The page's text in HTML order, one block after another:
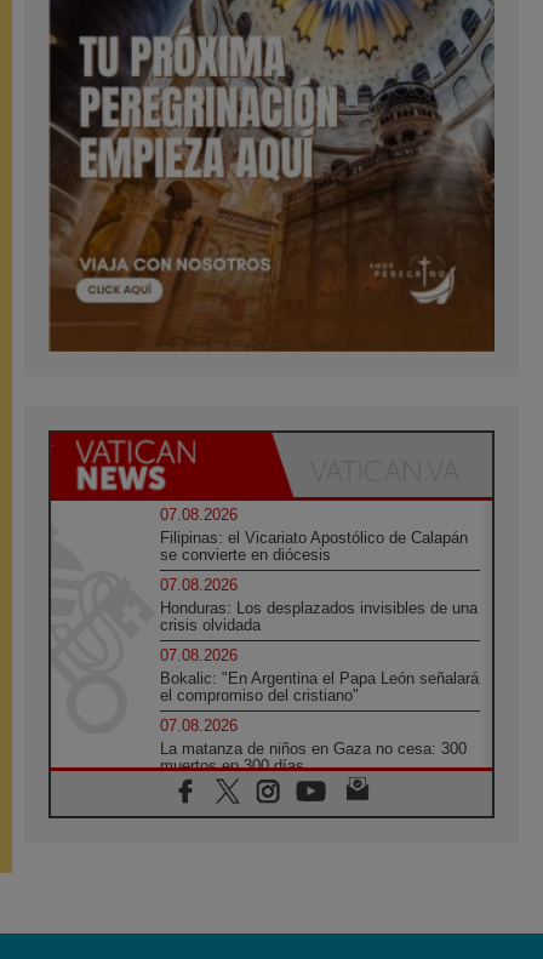
07.08.2026
Filipinas: el Vicariato Apostólico de Calapán
se convierte en diócesis
07.08.2026
Honduras: Los desplazados invisibles de una
crisis olvidada
07.08.2026
Bokalic: "En Argentina el Papa León señalará
el compromiso del cristiano"
07.08.2026
La matanza de niños en Gaza no cesa: 300
muertos en 300 días
07.08.2026
Tagle: La guerra desfigura el mundo, solo la